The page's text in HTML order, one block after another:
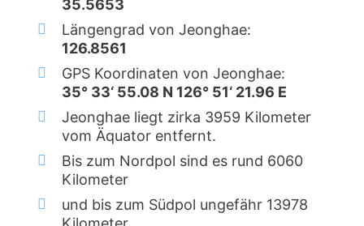
35.5653
Längengrad von Jeonghae:
126.8561
GPS Koordinaten von Jeonghae:
35° 33‘ 55.08 N 126° 51‘ 21.96 E
Jeonghae liegt zirka 3959 Kilometer
vom Äquator entfernt.
Bis zum Nordpol sind es rund 6060
Kilometer
und bis zum Südpol ungefähr 13978